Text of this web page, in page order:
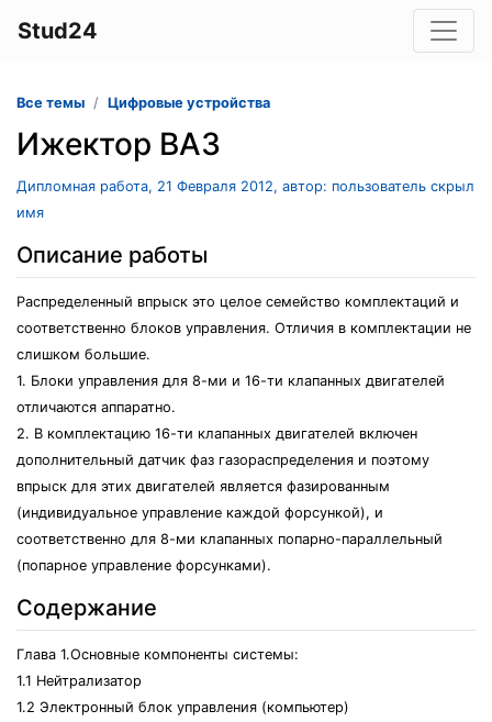
Stud24
Все темы Цифровые устройства
Ижектор ВАЗ
Дипломная работа, 21 Февраля 2012, автор: пользователь скрыл
имя
Описание работы
Распределенный впрыск это целое семейство комплектаций и
соответственно блоков управления. Отличия в комплектации не
слишком большие.
1. Блоки управления для 8-ми и 16-ти клапанных двигателей
отличаются аппаратно.
2. В комплектацию 16-ти клапанных двигателей включен
дополнительный датчик фаз газораспределения и поэтому
впрыск для этих двигателей является фазированным
(индивидуальное управление каждой форсункой), и
соответственно для 8-ми клапанных попарно-параллельный
(попарное управление форсунками).
Содержание
Глава 1.Основные компоненты системы:
1.1 Нейтрализатор
1.2 Электронный блок управления (компьютер)